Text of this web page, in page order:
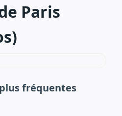
Paris
fréquentes